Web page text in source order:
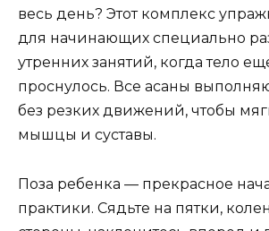
весь день? Этот комплекс
для начинающих специально
утренних занятий, когда тело
проснулось. Все асаны
без резких движений, чтобы
мышцы и суставы.
Поза ребенка — прекрасное
практики. Сядьте на пятки,